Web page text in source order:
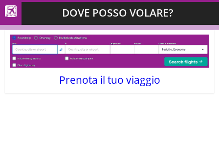
DOVE POSSO VOLARE?
Prenota il tuo viaggio